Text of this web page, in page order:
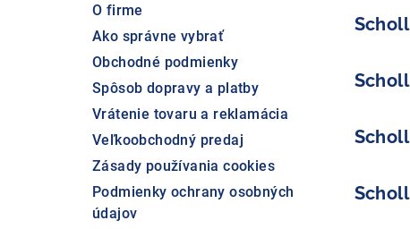
O firme
Ako správne vybrať
Obchodné podmienky
Spôsob dopravy a platby
Vrátenie tovaru a reklamácia
Veľkoobchodný predaj
Zásady používania cookies
Podmienky ochrany osobných
údajov
Scholl
Scholl
Scholl